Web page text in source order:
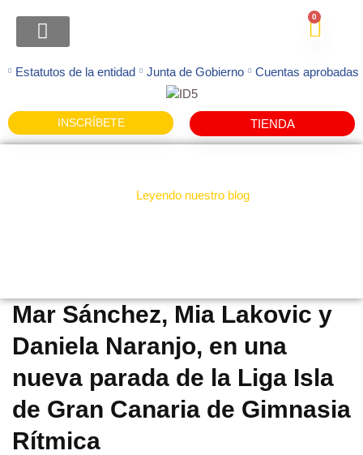
0
Estatutos de la entidad Junta de Gobierno Cuentas aprobadas
INSCRÍBETE TIENDA
Leyendo nuestro blog
Mar Sánchez, Mia Lakovic y
Daniela Naranjo, en una
nueva parada de la Liga Isla
de Gran Canaria de Gimnasia
Rítmica